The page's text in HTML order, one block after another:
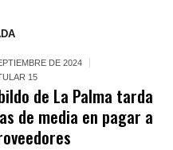
DE 2024
15
de La Palma tarda
de media en pagar a